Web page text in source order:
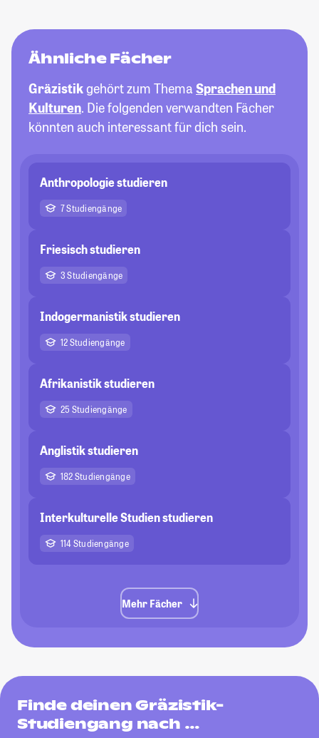
Ähnliche Fächer
Gräzistikgehört zum Thema Sprachen und
Kulturen. Die folgenden verwandten Fächer
könnten auch interessant für dich sein.
Anthropologie studieren
7 Studiengänge
Friesisch studieren
3 Studiengänge
Indogermanistik studieren
12 Studiengänge
Afrikanistik studieren
25 Studiengänge
Anglistik studieren
182 Studiengänge
Interkulturelle Studien studieren
114 Studiengänge
Mehr Fächer
Finde deinen Gräzistik-
Studiengang nach …